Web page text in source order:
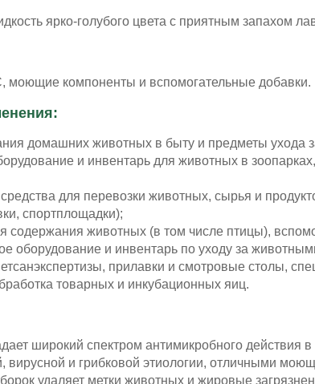
ярко-голубого цвета с приятным запахом
моющие компоненты и вспомогательные добавки.
домашних животных в быту и предметы ухода
и инвентарь для животных в
для перевозки животных, сырья и
спортплощадки);
содержания животных (в том числе птицы),
оборудование и инвентарь по уходу за
прилавки и смотровые столы,
товарных и инкубационных яиц.
широкий спектром антимикробного действия
вирусной и грибковой этиологии, отличными
удаляет метки животных и жировые